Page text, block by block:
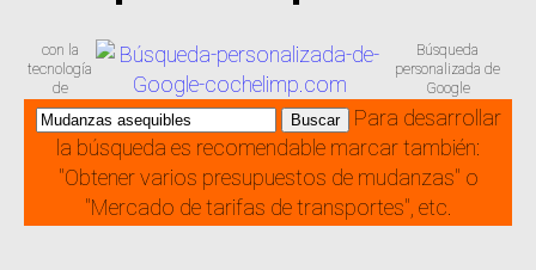
con la
tecnología
de
Búsqueda
personalizada de
Google
Para desarrollar
la búsqueda es recomendable marcar también:
"Obtener varios presupuestos de mudanzas" o
"Mercado de tarifas de transportes", etc.